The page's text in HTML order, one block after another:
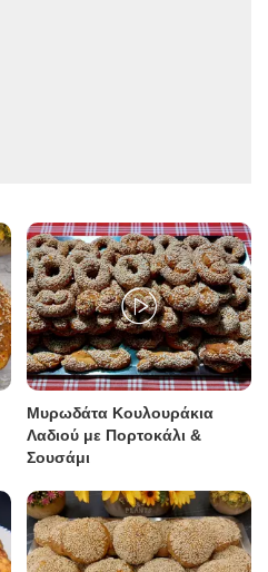
Μυρωδάτα Κουλουράκια
Λαδιού με Πορτοκάλι &
Σουσάμι